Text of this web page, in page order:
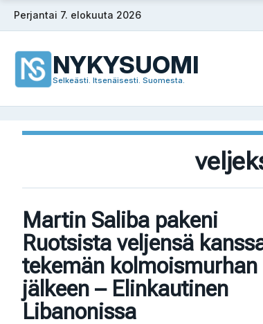
Siirry
sisältöön
Perjantai 7. elokuuta 2026
NYKYSUOMI
Selkeästi. Itsenäisesti. Suomesta.
Martin Saliba pakeni
Ruotsista veljensä
tekemän kolmoismurhan
jälkeen – Elinkautinen
Libanonissa